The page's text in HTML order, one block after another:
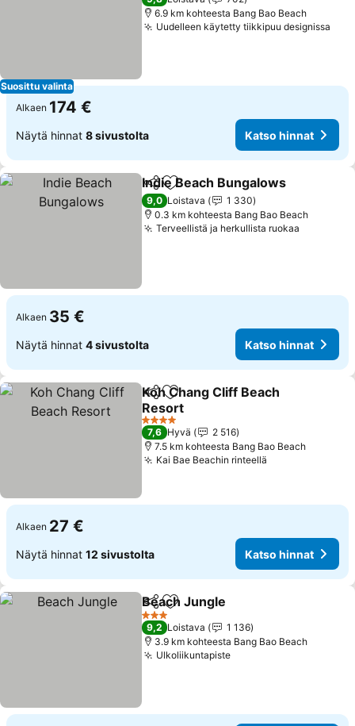
Suosittu valinta
6.9 km kohteesta Bang Bao Beach
Uudelleen käytetty tiikkipuu designissa
Alkaen 174 €
Näytä hinnat 8 sivustolta Katso hinnat
Jaa Lisää suosikkeihin
Indie Beach Bungalows
9,0 Loistava
1 330
0.3 km kohteesta Bang Bao Beach
Terveellistä ja herkullista ruokaa
Alkaen 35 €
Näytä hinnat 4 sivustolta Katso hinnat
Jaa Lisää suosikkeihin
Koh Chang Cliff Beach
Resort
Katso hinnat
4 Tähtiluokitus
7,6 Hyvä
2 516
7.5 km kohteesta Bang Bao Beach
Kai Bae Beachin rinteellä
Alkaen 27 €
Näytä hinnat 12 sivustolta Katso hinnat
Jaa Lisää suosikkeihin
Beach Jungle
3 Tähtiluokitus
9,2 Loistava
1 136
3.9 km kohteesta Bang Bao Beach
UlkoliikuntapisteKatso hinnat